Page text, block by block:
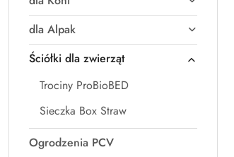
dla Alpak
Ściółki dla zwierząt
Trociny ProBioBED
Sieczka Box Straw
Ogrodzenia PCV